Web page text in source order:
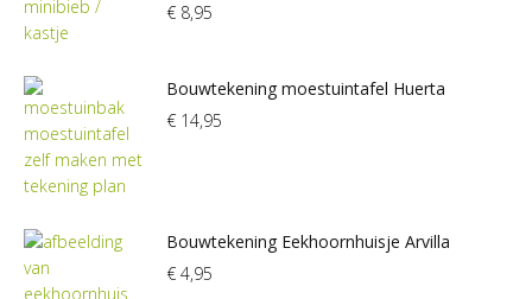
€ 8,95
Bouwtekening moestuintafel Huerta
€ 14,95
Bouwtekening Eekhoornhuisje Arvilla
€ 4,95